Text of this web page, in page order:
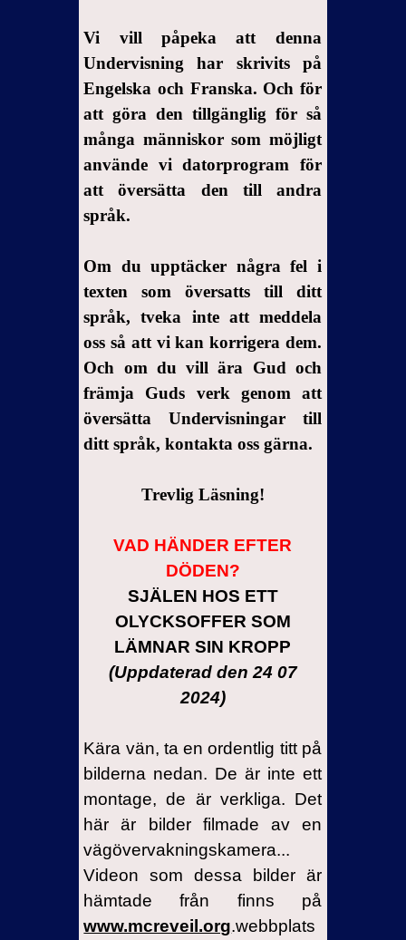
Vi vill påpeka att denna
Undervisning har skrivits på
Engelska och Franska. Och för
att göra den tillgänglig för så
många människor som möjligt
använde vi datorprogram för
att översätta den till andra
språk.
Om du upptäcker några fel i
texten som översatts till ditt
språk, tveka inte att meddela
oss så att vi kan korrigera dem.
Och om du vill ära Gud och
främja Guds verk genom att
översätta Undervisningar till
ditt språk, kontakta oss gärna.
Trevlig Läsning!
VAD HÄNDER EFTER
DÖDEN?
SJÄLEN HOS ETT
OLYCKSOFFER SOM
LÄMNAR SIN KROPP
(Uppdaterad den 24 07
2024)
Kära vän, ta en ordentlig titt på
bilderna nedan. De är inte ett
montage, de är verkliga. Det
här är bilder filmade av en
vägövervakningskamera...
Videon som dessa bilder är
hämtade från finns på
www.mcreveil.org.webbplats